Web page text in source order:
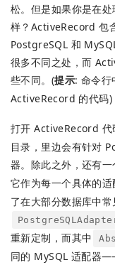
松。但是如果你是在
样？ActiveRecord 包
PostgreSQL 和
很多不同之处，而
些不同。(提示: 命令行
ActiveRecord 的代码)
打开 ActiveRecord 代
目录，里边会有针对
器。除此之外，还有一
它作为每一个具体的适
了在大部分数据库中
重新定制，而其中
同的 MySQL 适配器